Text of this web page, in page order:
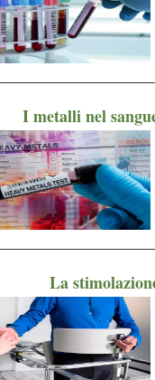
I metalli nel
La